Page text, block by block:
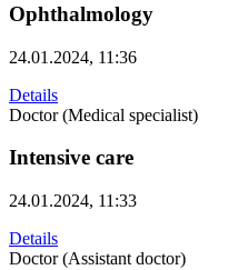
Ophthalmology
24.01.2024, 11:36
Details
Doctor (Medical specialist)
Intensive care
24.01.2024, 11:33
Details
Doctor (Assistant doctor)